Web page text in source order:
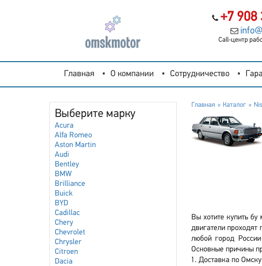
+7 908
Call-центр
Главная О компании Сотрудничество
Выберите марку
Acura
Alfa Romeo
Aston Martin
Audi
Bentley
BMW
Brilliance
Buick
BYD
Cadillac
Chery
Chevrolet
Chrysler
Citroen
Dacia
Главная Каталог
Вы хотите купить
двигатели
любой город
Основные причины
Доставка по